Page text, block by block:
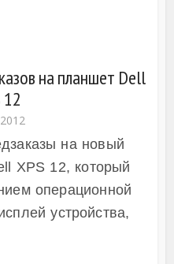
на планшет Dell
12
на новый
XPS 12, который
операционной
устройства,